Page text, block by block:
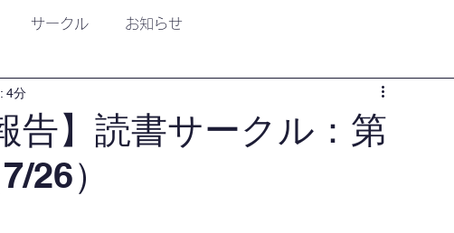
サークル お知らせ
告】読書サークル：第
26）
4分